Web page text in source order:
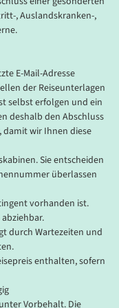
Zur weiteren
bzw. Badewanne/WC,
nach
(nicht inklusive,
serviert Ihnen der
Frühstück direkt auf
wird täglich
Phoenix-Schiffen,
in
genießen, bei freier
in einem der
oder im Lido
die Möglichkeit, sich
schönen Ausklang
Cafés auf
, Auslandskranken-,
E-Mail-Adresse
der Reiseunterlagen
selbst erfolgen und ein
deshalb den Abschluss
damit wir Ihnen diese
Sie entscheiden
überlassen
vorhanden ist.
durch Wartezeiten und
enthalten, sofern
Vorbehalt. Die